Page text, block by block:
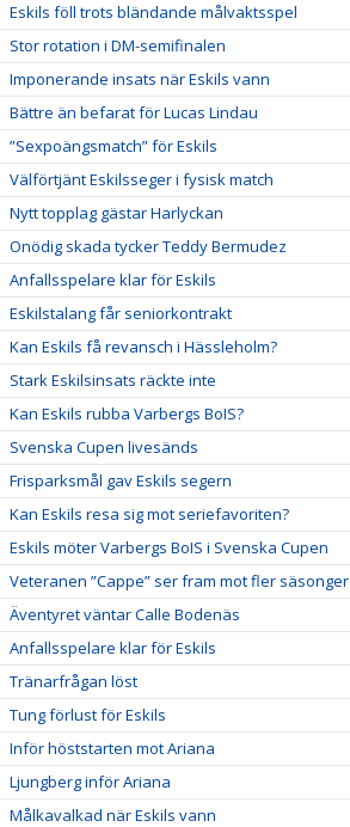
Eskils föll trots bländande målvaktsspel
Stor rotation i DM-semifinalen
Imponerande insats när Eskils vann
Bättre än befarat för Lucas Lindau
”Sexpoängsmatch” för Eskils
Välförtjänt Eskilsseger i fysisk match
Nytt topplag gästar Harlyckan
Onödig skada tycker Teddy Bermudez
Anfallsspelare klar för Eskils
Eskilstalang får seniorkontrakt
Kan Eskils få revansch i Hässleholm?
Stark Eskilsinsats räckte inte
Kan Eskils rubba Varbergs BoIS?
Svenska Cupen livesänds
Frisparksmål gav Eskils segern
Kan Eskils resa sig mot seriefavoriten?
Eskils möter Varbergs BoIS i Svenska Cupen
Veteranen ”Cappe” ser fram mot fler säsonger
Äventyret väntar Calle Bodenäs
Anfallsspelare klar för Eskils
Tränarfrågan löst
Tung förlust för Eskils
Inför höststarten mot Ariana
Ljungberg inför Ariana
Målkavalkad när Eskils vann